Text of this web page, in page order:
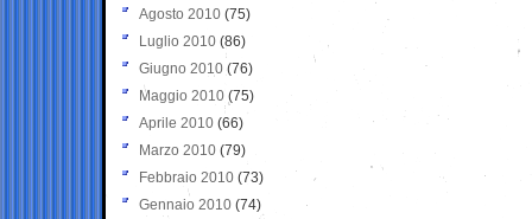
Agosto 2010 (75)
Luglio 2010 (86)
Giugno 2010 (76)
Maggio 2010 (75)
Aprile 2010 (66)
Marzo 2010 (79)
Febbraio 2010 (73)
Gennaio 2010 (74)